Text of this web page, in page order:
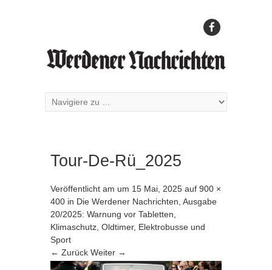
Tour-De-Rü_2025
Veröffentlicht am um 15 Mai, 2025 auf 900 ×
400 in Die Werdener Nachrichten, Ausgabe
20/2025: Warnung vor Tabletten,
Klimaschutz, Oldtimer, Elektrobusse und
Sport
← Zurück Weiter →